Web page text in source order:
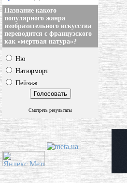
Название какого
популярного жанра
изобразительного искусства
переводится с французского
как «мертвая натура»?
Ню
Натюрморт
Пейзаж
Смотреть результаты